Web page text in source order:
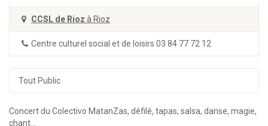
CCSL de Rioz à Rioz
Centre culturel social et de loisirs 03 84 77 72 12
Tout Public
Concert du Colectivo MatanZas, défilé, tapas, salsa, danse, magie,
chant…